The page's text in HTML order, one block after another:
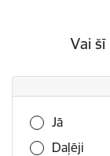
Vai
Vai šī
Jā
Daļēji